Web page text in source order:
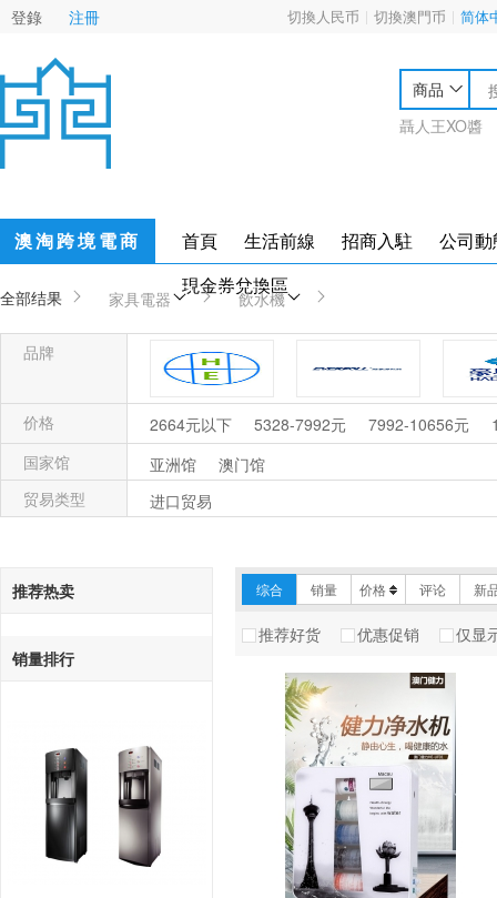
登錄 注冊 切換人民币 切換澳門币 简体
商品
聶人王XO醬
澳淘跨境電商 首頁 生活前線 招商入駐
公司動
現金券兌換區
全部结果 家具電器 飲水機
品牌
健力 EVERPOLL爱惠浦科技
价格 2664元以下 5328-7992元 7992-10656元
国家馆
亚洲馆
澳门馆
贸易类型
进口贸易
推荐热卖
销量排行
综合 销量 价格 评论 新
推荐好货 优惠促销 仅显